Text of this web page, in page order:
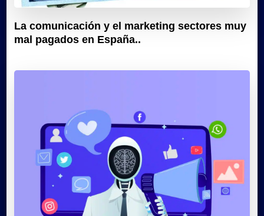
La comunicación y el marketing sectores muy
mal pagados en España..